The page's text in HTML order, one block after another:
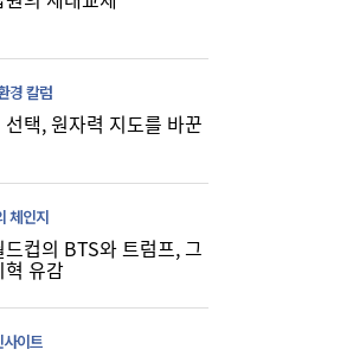
연속 하락…다음주는?
경 칼럼
택, 원자력 지도를 바꾼
체인지
컵의 BTS와 트럼프, 그
혁 유감
이트